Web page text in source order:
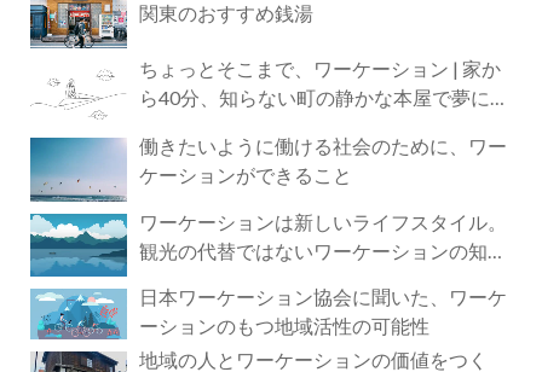
関東のおすすめ銭湯
ちょっとそこまで、ワーケーション | 家か
ら40分、知らない町の静かな本屋で夢に近
働きたいように働ける社会のために、ワー
ケーションができること
ワーケーションは新しいライフスタイル。
観光の代替ではないワーケーションの知ら
日本ワーケーション協会に聞いた、ワーケ
ーションのもつ地域活性の可能性
地域の人とワーケーションの価値をつく